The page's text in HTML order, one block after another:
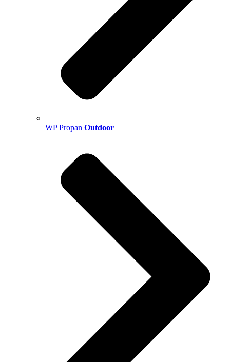
WP Propan Outdoor